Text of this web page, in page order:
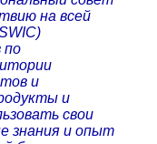
на всей
по
и
и
свои
знания и опыт